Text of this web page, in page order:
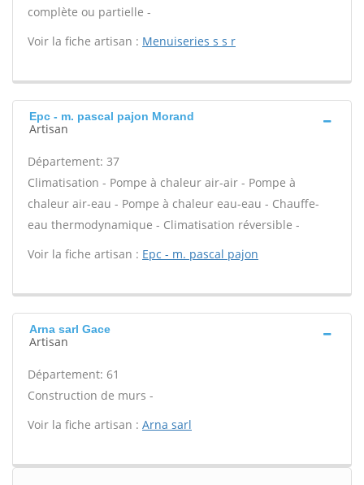
complète ou partielle -
Voir la fiche artisan : Menuiseries s s r
Epc - m. pascal pajon Morand
Artisan
Département: 37
Climatisation - Pompe à chaleur air-air - Pompe à
chaleur air-eau - Pompe à chaleur eau-eau - Chauffe-
eau thermodynamique - Climatisation réversible -
Voir la fiche artisan : Epc - m. pascal pajon
Arna sarl Gace
Artisan
Département: 61
Construction de murs -
Voir la fiche artisan : Arna sarl